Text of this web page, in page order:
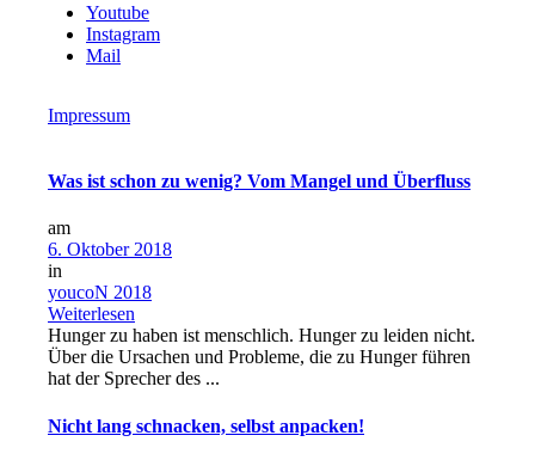
Youtube
Instagram
Mail
Impressum
Was ist schon zu wenig? Vom Mangel und Überfluss
am
6. Oktober 2018
in
youcoN 2018
Weiterlesen
Hunger zu haben ist menschlich. Hunger zu leiden nicht.
Über die Ursachen und Probleme, die zu Hunger führen
hat der Sprecher des ...
Nicht lang schnacken, selbst anpacken!